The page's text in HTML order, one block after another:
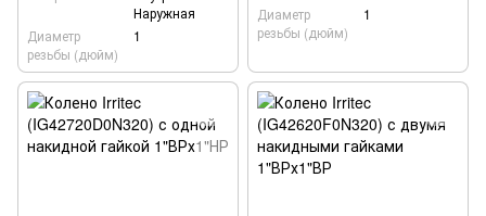
Наружная
Диаметр
резьбы (дюйм)
1
Диаметр
резьбы (дюйм)
1